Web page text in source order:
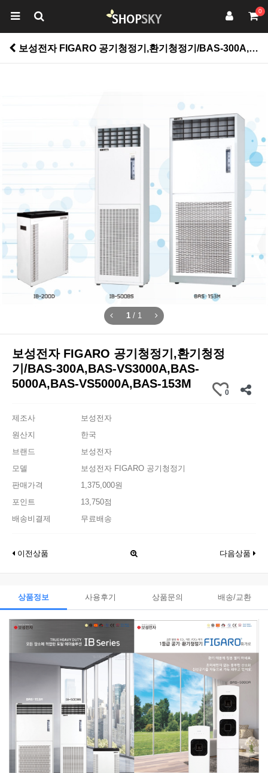
0
보성전자 FIGARO 공기청정기,환기청정기/BAS-300A,BAS-VS3000A,BAS-5000A,BAS-VS5000A,BAS-153M > 가전/디지탈
1 / 1
보성전자 FIGARO 공기청정기,환기청정
기/BAS-300A,BAS-VS3000A,BAS-
5000A,BAS-VS5000A,BAS-153M
0
제조사
보성전자
원산지
한국
브랜드
보성전자
모델
보성전자 FIGARO 공기청정기
판매가격
1,375,000원
포인트
13,750점
배송비결제
무료배송
이전상품 다음상품
상품정보 사용후기 상품문의 배송/교환